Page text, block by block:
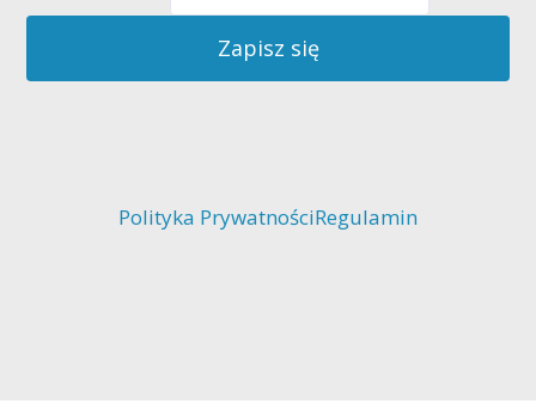
Zapisz się
Polityka PrywatnościRegulamin